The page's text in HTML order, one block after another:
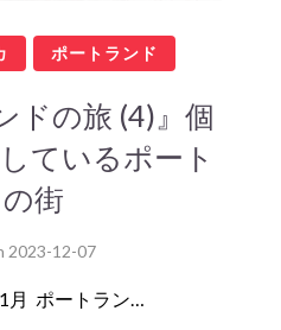
ポートランド
ドの旅 (4)』個
ているポート
街
2023-12-07
月 ポートラン…